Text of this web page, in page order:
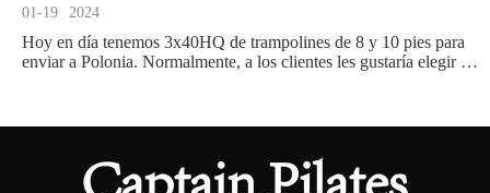
01-19 2024
Hoy en día tenemos 3x40HQ de trampolines de 8 y 10 pies para
enviar a Polonia. Normalmente, a los clientes les gustaría elegir el